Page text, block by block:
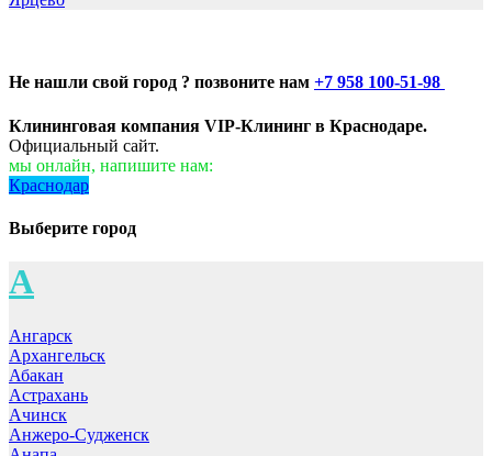
Не нашли свой город ? позвоните нам +7 958 100-51-98
Клининговая компания VIP-Клининг в Краснодаре.
Официальный сайт.
мы онлайн, напишите нам:
Краснодар
Выберите город
А
Ангарск
Архангельск
Абакан
Астрахань
Ачинск
Анжеро-Судженск